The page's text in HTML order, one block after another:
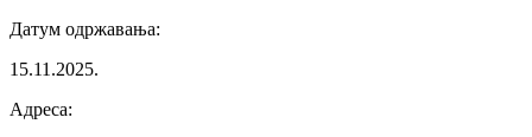
Датум одржавања:
15.11.2025.
Адреса: